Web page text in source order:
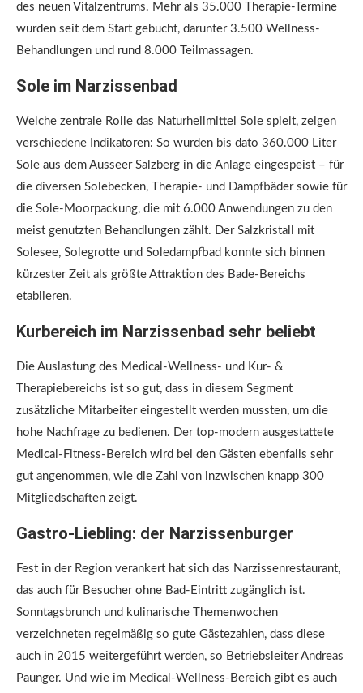
des neuen Vitalzentrums. Mehr als 35.000 Therapie-Termine
wurden seit dem Start gebucht, darunter 3.500 Wellness-
Behandlungen und rund 8.000 Teilmassagen.
Sole im Narzissenbad
Welche zentrale Rolle das Naturheilmittel Sole spielt, zeigen
verschiedene Indikatoren: So wurden bis dato 360.000 Liter
Sole aus dem Ausseer Salzberg in die Anlage eingespeist – für
die diversen Solebecken, Therapie- und Dampfbäder sowie für
die Sole-Moorpackung, die mit 6.000 Anwendungen zu den
meist genutzten Behandlungen zählt. Der Salzkristall mit
Solesee, Solegrotte und Soledampfbad konnte sich binnen
kürzester Zeit als größte Attraktion des Bade-Bereichs
etablieren.
Kurbereich im Narzissenbad sehr beliebt
Die Auslastung des Medical-Wellness- und Kur- &
Therapiebereichs ist so gut, dass in diesem Segment
zusätzliche Mitarbeiter eingestellt werden mussten, um die
hohe Nachfrage zu bedienen. Der top-modern ausgestattete
Medical-Fitness-Bereich wird bei den Gästen ebenfalls sehr
gut angenommen, wie die Zahl von inzwischen knapp 300
Mitgliedschaften zeigt.
Gastro-Liebling: der Narzissenburger
Fest in der Region verankert hat sich das Narzissenrestaurant,
das auch für Besucher ohne Bad-Eintritt zugänglich ist.
Sonntagsbrunch und kulinarische Themenwochen
verzeichneten regelmäßig so gute Gästezahlen, dass diese
auch in 2015 weitergeführt werden, so Betriebsleiter Andreas
Paunger. Und wie im Medical-Wellness-Bereich gibt es auch